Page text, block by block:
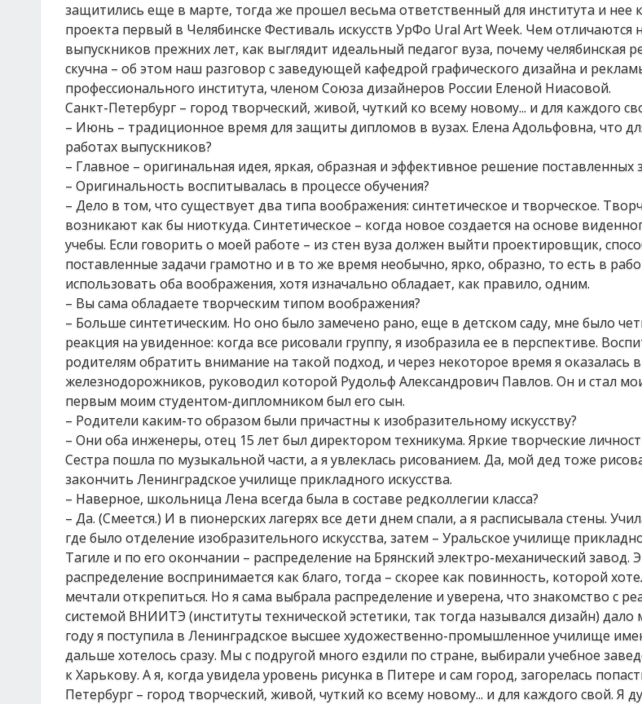
защитились еще в марте, тогда же прошел весьма ответственный для института и нее
проекта первый в Челябинске Фестиваль искусств УрФо Ural Art Week. Чем
выпускников прежних лет, как выглядит идеальный педагог вуза, почему челябинская
скучна – об этом наш разговор с заведующей кафедрой графического дизайна и
профессионального института, членом Союза дизайнеров России Еленой Ниасовой.
Санкт-Петербург – город творческий, живой, чуткий ко всему новому... и для каждого
– Июнь – традиционное время для защиты дипломов в вузах. Елена Адольфовна, что
работах выпускников?
– Главное – оригинальная идея, яркая, образная и эффективное решение поставленных
– Оригинальность воспитывалась в процессе обучения?
– Дело в том, что существует два типа воображения: синтетическое и творческое.
возникают как бы ниоткуда. Синтетическое – когда новое создается на основе
учебы. Если говорить о моей работе – из стен вуза должен выйти проектировщик,
поставленные задачи грамотно и в то же время необычно, ярко, образно, то есть в
использовать оба воображения, хотя изначально обладает, как правило, одним.
– Вы сама обладаете творческим типом воображения?
– Больше синтетическим. Но оно было замечено рано, еще в детском саду, мне было
реакция на увиденное: когда все рисовали группу, я изобразила ее в перспективе.
родителям обратить внимание на такой подход, и через некоторое время я оказалась
железнодорожников, руководил которой Рудольф Александрович Павлов. Он и стал
первым моим студентом-дипломником был его сын.
– Родители каким-то образом были причастны к изобразительному искусству?
– Они оба инженеры, отец 15 лет был директором техникума. Яркие творческие
Сестра пошла по музыкальной части, а я увлеклась рисованием. Да, мой дед тоже
закончить Ленинградское училище прикладного искусства.
– Наверное, школьница Лена всегда была в составе редколлегии класса?
– Да. (Смеется.) И в пионерских лагерях все дети днем спали, а я расписывала стены.
где было отделение изобразительного искусства, затем – Уральское училище
Тагиле и по его окончании – распределение на Брянский электро-механический завод.
распределение воспринимается как благо, тогда – скорее как повинность, которой
мечтали открепиться. Но я сама выбрала распределение и уверена, что знакомство с
системой ВНИИТЭ (институты технической эстетики, так тогда назывался дизайн)
году я поступила в Ленинградское высшее художественно-промышленное училище
дальше хотелось сразу. Мы с подругой много ездили по стране, выбирали учебное
к Харькову. А я, когда увидела уровень рисунка в Питере и сам город, загорелась
Петербург – город творческий, живой, чуткий ко всему новому... и для каждого свой. Я